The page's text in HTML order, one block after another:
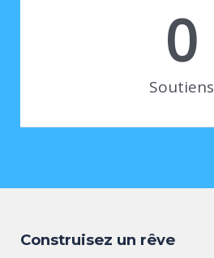
0
Soutiens
Construisez un rêve